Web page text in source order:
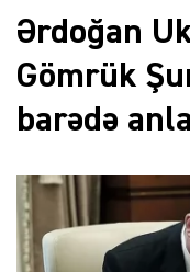
Ərdoğan
Gömrük
barədə